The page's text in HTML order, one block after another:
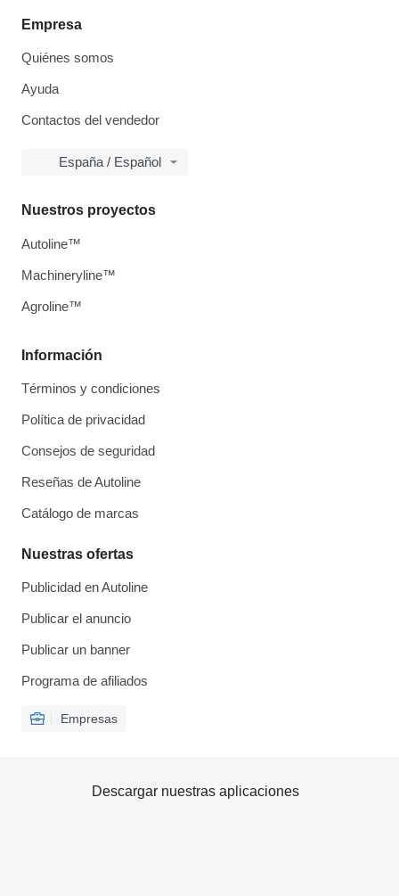
Empresa
Quiénes somos
Ayuda
Contactos del vendedor
España / Español
Información
Términos y condiciones
Política de privacidad
Consejos de seguridad
Reseñas de Autoline
Catálogo de marcas
Nuestras ofertas
Publicidad en Autoline
Publicar el anuncio
Publicar un banner
Programa de afiliados
Empresas
Nuestros proyectos
Autoline™
Machineryline™
Agroline™
Descargar nuestras aplicaciones